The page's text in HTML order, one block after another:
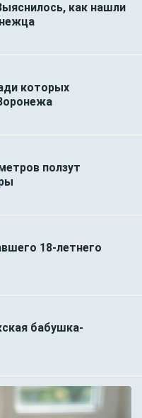
как нашли
которых
ползут
18-летнего
бабушка-